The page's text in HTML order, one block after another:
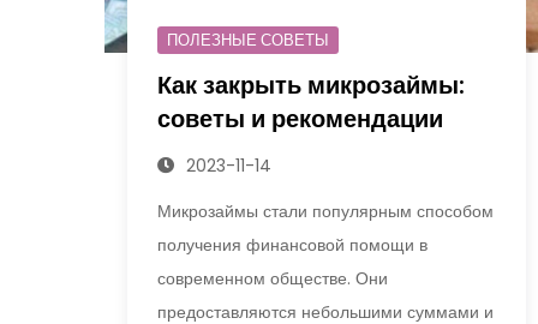
ПОЛЕЗНЫЕ СОВЕТЫ
Как закрыть микрозаймы:
советы и рекомендации
2023-11-14
Микрозаймы стали популярным способом
получения финансовой помощи в
современном обществе. Они
предоставляются небольшими суммами и